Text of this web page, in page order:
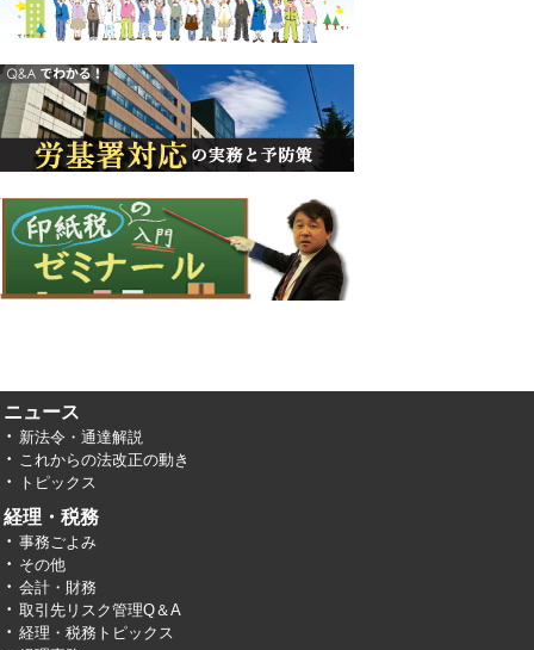
ニュース
新法令・通達解説
これからの法改正の動き
トピックス
経理・税務
事務ごよみ
その他
会計・財務
取引先リスク管理Q＆A
経理・税務トピックス